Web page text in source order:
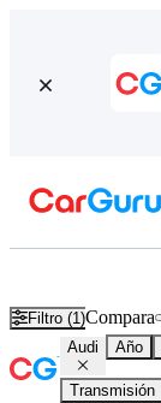
Filtro (1)Compara
Audi Año
Transmisión